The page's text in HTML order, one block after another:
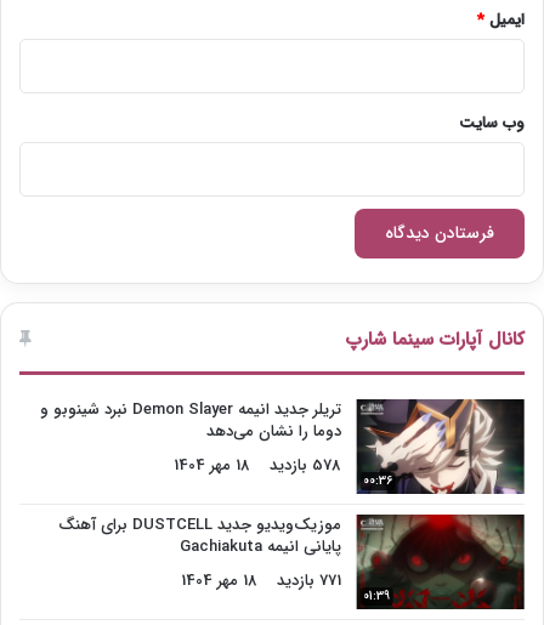
ایمیل*
وب‌ سایت
کانال آپارات سینما شارپ
00:36
تریلر جدید انیمه Demon Slayer نبرد شینوبو و
دوما را نشان می‌دهد
578 بازدید
18 مهر 1404
01:39
موزیک‌ویدیو جدید DUSTCELL برای آهنگ
پایانی انیمه Gachiakuta
771 بازدید
18 مهر 1404